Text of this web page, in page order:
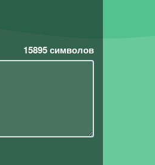
15895символов